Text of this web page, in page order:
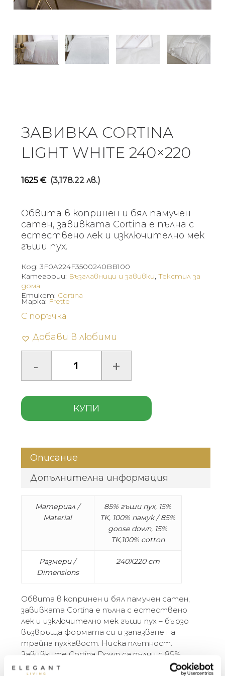
ЗАВИВКА CORTINA
LIGHT WHITE 240×220
1625 € (3,178.22 лв.)
Обвита в копринен и бял памучен
сатен, завивката Cortina е пълна с
естествено лек и изключително мек
гъши пух.
Код: 3F0A224F3500240BB100
Категории: Възглавници и завивки, Текстил за
дома
Етикет: Cortina
С поръчка
Добави в любими
КУПИ
Марка: Frette
Описание
Допълнителна информация
Материал /
Material
85% гъши пух, 15%
TK, 100% памук / 85%
goose down, 15%
TK,100% cotton
Размери /
Dimensions
240X220 cm
Обвита в копринен и бял памучен сатен,
завивката Cortina е пълна с естествено
лек и изключително мек гъши пух – бързо
възвръща формата си и запазване на
трайна пухкавост. Ниска плътност.
Завивките Cortina Down са пълни с 85%
полски бял гъши пух и покрити със 100%